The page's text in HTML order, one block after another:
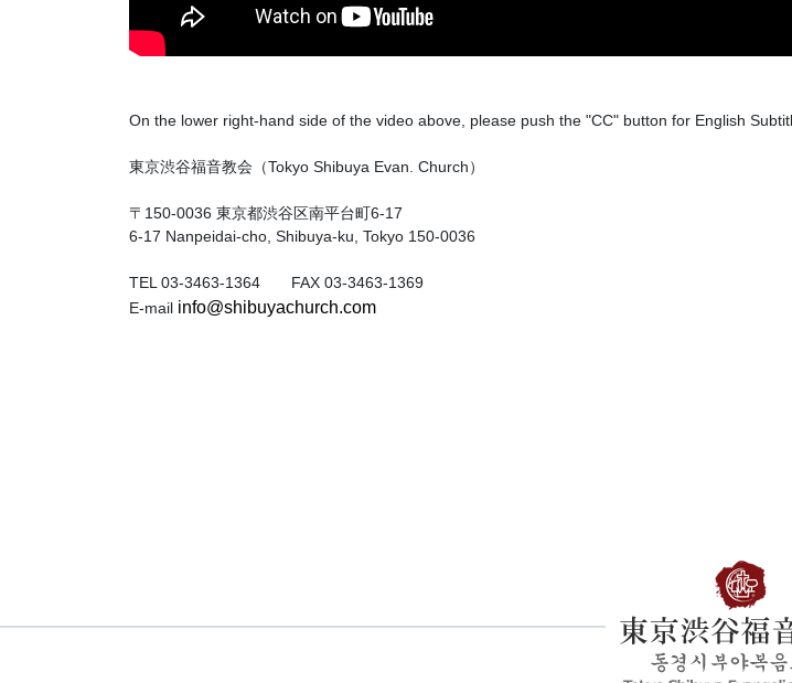
On the lower right-hand side of the video above, please push the "CC" button for English
東京渋谷福音教会（Tokyo Shibuya Evan. Church）
〒150-0036 東京都渋谷区南平台町6-17
6-17 Nanpeidai-cho, Shibuya-ku, Tokyo 150-0036
TEL 03-3463-1364 FAX 03-3463-1369
E-mail info@shibuyachurch.com